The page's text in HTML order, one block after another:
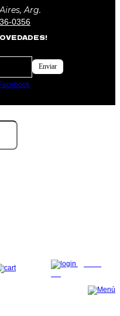
Arg.
0356
Enviar